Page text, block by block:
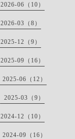
2026-06（10）
2026-03（8）
2025-12（9）
2025-09（16）
2025-06（12）
2025-03（9）
2024-12（10）
2024-09（16）